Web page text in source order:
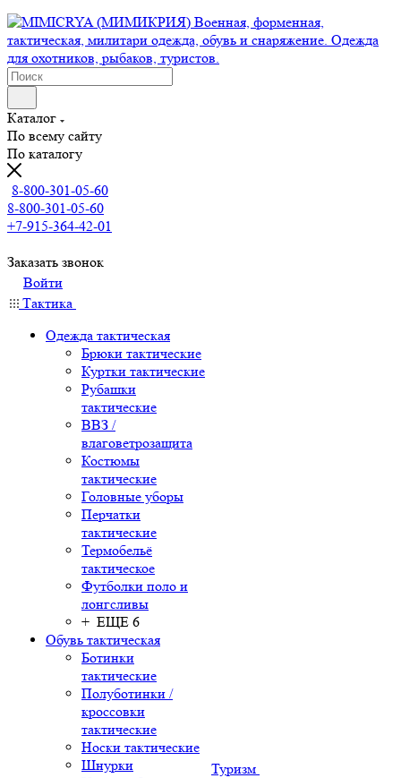
Каталог
По всему сайту
По каталогу
8-800-301-05-60
8-800-301-05-60
+7-915-364-42-01
Заказать звонок
Войти
Тактика
Одежда тактическая
Брюки тактические
Куртки тактические
Рубашки
тактические
ВВЗ /
влаговетрозащита
Костюмы
тактические
Головные уборы
Перчатки
тактические
Термобельё
тактическое
Футболки поло и
лонгсливы
+ ЕЩЕ 6
Обувь тактическая
Ботинки
тактические
Полуботинки /
кроссовки
тактические
Носки тактические
Шнурки
Туризм